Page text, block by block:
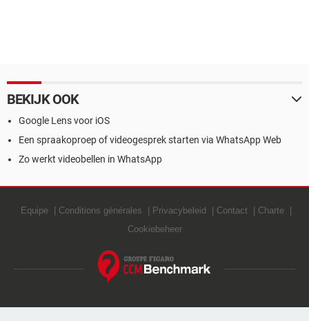
BEKIJK OOK
Google Lens voor iOS
Een spraakoproep of videogesprek starten via WhatsApp Web
Zo werkt videobellen in WhatsApp
Equipe Conditions générales Privacybeleid Contact
Charte
Cookiebeheer